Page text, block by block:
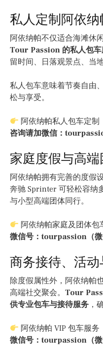
私人定制阿依
阿依纳帕不仅适合海滩休
Tour Passion 的私人包车
留时间、日落观景点、当
私人包车意味着节奏自由
松与享受。
阿依纳帕私人包车定制
咨询请加微信：
家庭度假与高
阿依纳帕拥有完善的度假
奔驰 Sprinter 可轻松容纳
与小型高端团体同行。
阿依纳帕家庭及团体包
微信号：tourpassion（
商务接待、活
除度假属性外，阿依纳帕
高端社交聚会。 Tour
供专业包车与接待服务 ，
阿依纳帕 VIP 包车服务
微信号：tourpassion（